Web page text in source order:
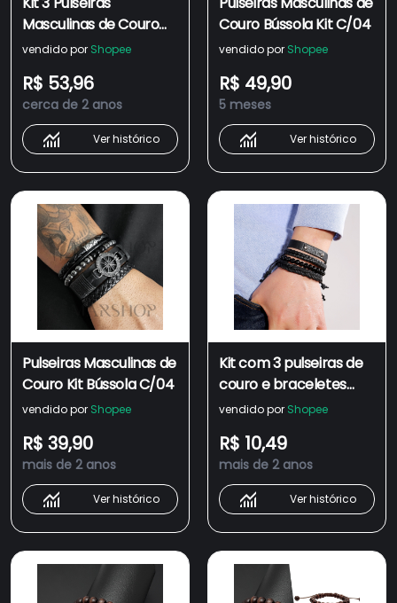
Masculinas de Couro
Fecho Magnético
vendido por Shopee
R$ 53,96
cerca de 2 anos
Ver histórico
Couro Bússola Kit C/04
vendido por Shopee
R$ 49,90
5 meses
Ver histórico
Pulseiras Masculinas de
Couro Kit Bússola C/04
vendido por Shopee
R$ 39,90
mais de 2 anos
Ver histórico
Kit com 3 pulseiras de
couro e braceletes
boêmios - Grande
femininas e masculinas
para presente
vendido por Shopee
R$ 10,49
mais de 2 anos
Ver histórico